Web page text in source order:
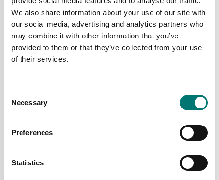
We also share information about your use of our site with
our social media, advertising and analytics partners who
may combine it with other information that you’ve
provided to them or that they’ve collected from your use
of their services.
Selection
Necessary
Preferences
Statistics
Pris från: 15 895 kr Pris från: 75 990 kr
Adventurer
laboratorievåg. Intern